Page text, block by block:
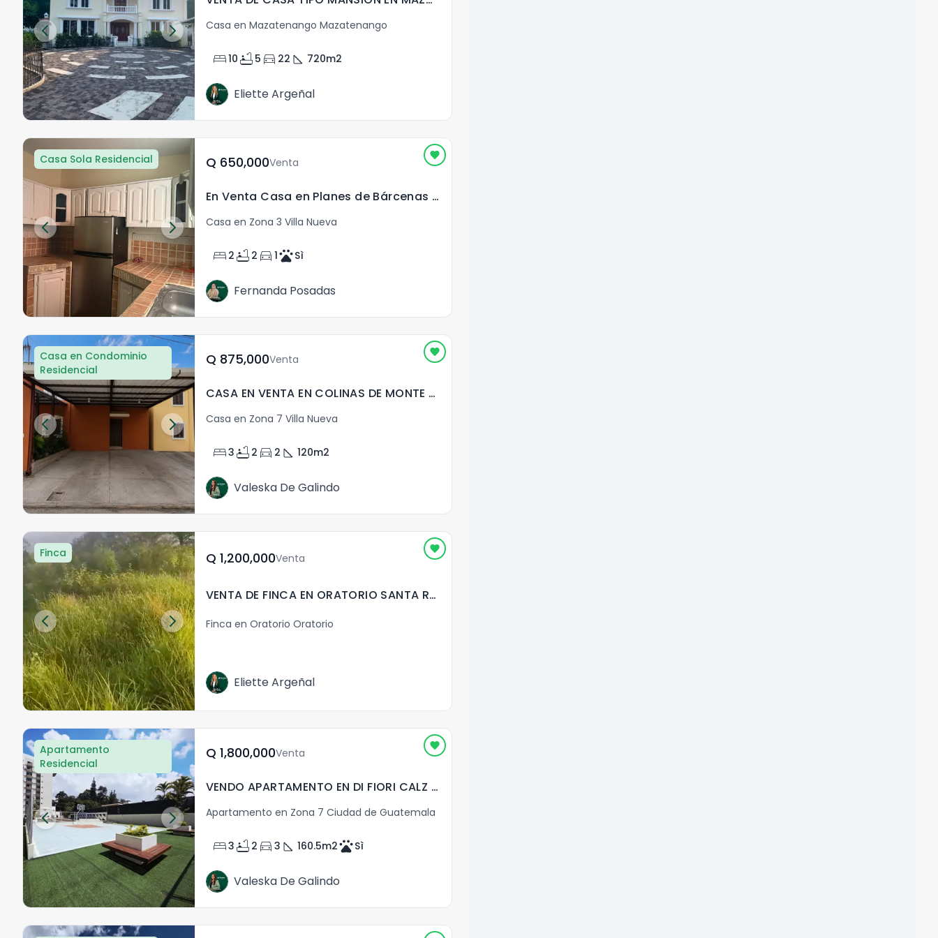
Casa en Mazatenango Mazatenango
bed10 bathtub 5 directions_car 22 square_foot 720m2
Eliette Argeñal
Casa Sola Residencial Q	650,000Venta
En Venta Casa en Planes de Bárcenas Villa Nueva
Casa en Zona 3 Villa Nueva
bed 2 bathtub 2 directions_car 1petsSì
Fernanda Posadas
Casa en Condominio
Residencial
Q	875,000Venta
CASA EN VENTA EN COLINAS DE MONTE MARIA SUR VILLA NUEVA
Casa en Zona 7 Villa Nueva
bed3 bathtub 2 directions_car 2 square_foot 120m2
Valeska De Galindo
Finca Q	1,200,000Venta
VENTA DE FINCA EN ORATORIO SANTA ROSA
Finca en Oratorio Oratorio
Eliette Argeñal
Apartamento
Residencial
Q	1,800,000Venta
VENDO APARTAMENTO EN DI FIORI CALZ MATEO FLORES ZONA 7
Apartamento en Zona 7 Ciudad de Guatemala
bed3 bathtub 2 directions_car 3 square_foot 160.5m2petsSì
Valeska De Galindo